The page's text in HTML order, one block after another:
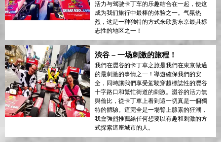
活力与驾驶卡丁车的乐趣结合在一起，使这
成为我们旅行中最棒的体验之一。气氛热
烈，这是一种独特的方式来欣赏东京最具标
志性的地区之一！
渋谷 – 一场刺激的旅程！
我們在澀谷的卡丁車之旅是我們在東京做過
的最刺激的事情之一！導遊確保我們的安
全，同時讓我們享受駕駛穿越標誌性的澀谷
十字路口和繁忙街道的刺激。澀谷的活力無
與倫比，從卡丁車上看到這一切真是一個獨
特的體驗。這完全是一場腎上腺素的狂潮，
我會強烈推薦給任何想要以有趣和刺激的方
式探索這座城市的人。